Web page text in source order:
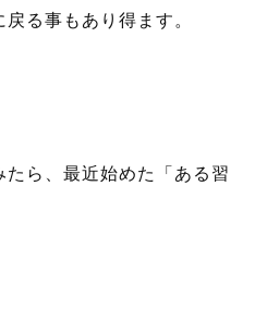
る事もあり得ます。
たら、最近始めた「ある習